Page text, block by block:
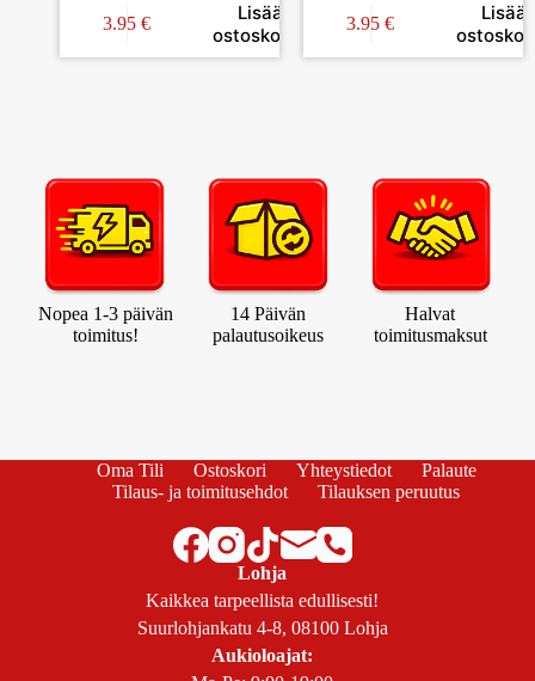
3.95 €
Lisää
ostoskoriin
3.95 €
Lisää
Nopea 1-3 päivän
toimitus!
14 Päivän
palautusoikeus
Halvat
toimitusmaksut
Oma Tili Ostoskori Yhteystiedot
Palaute
Tilaus- ja toimitusehdot
Tilauksen peruutus
Lohja
Kaikkea tarpeellista edullisesti!
Suurlohjankatu 4-8, 08100 Lohja
Aukioloajat: